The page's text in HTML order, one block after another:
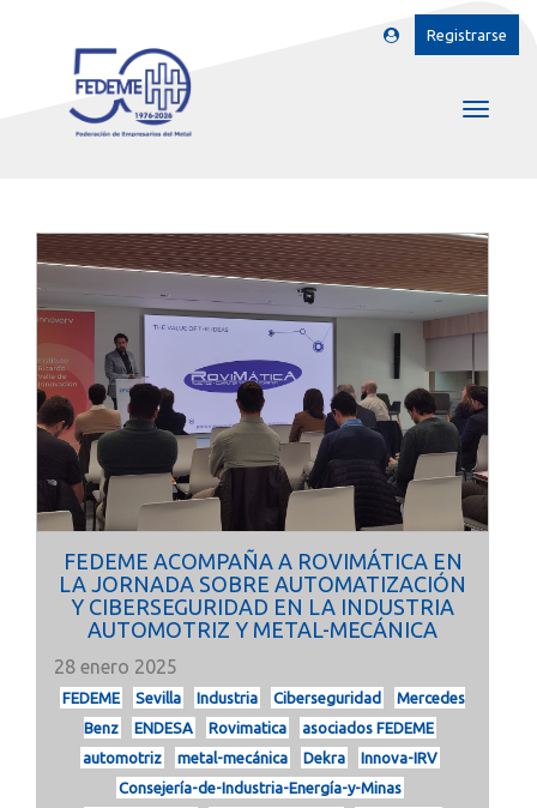
Registrarse
FEDEME ACOMPAÑA A ROVIMÁTICA EN
LA JORNADA SOBRE AUTOMATIZACIÓN
Y CIBERSEGURIDAD EN LA INDUSTRIA
AUTOMOTRIZ Y METAL-MECÁNICA
28 enero 2025
FEDEME Sevilla Industria Ciberseguridad
Mercedes
Benz
ENDESA Rovimatica
asociados FEDEME
automotriz
metal-mecánica Dekra
Innova-IRV
Consejería-de-Industria-Energía-y-Minas